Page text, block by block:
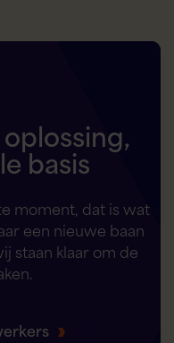
basis
moment, dat is wat
een nieuwe baan
staan klaar om de